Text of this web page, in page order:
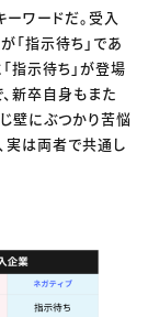
ワードだ。受入
「指示待ち」であ
指示待ち」が登場
新卒自身もまた
壁にぶつかり苦悩
実は両者で共通し